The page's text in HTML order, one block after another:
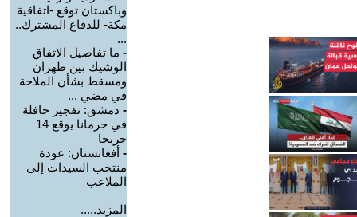
وباكستان توقع -اتفاقية
مكة- للدفاع المشترك..
...
- ما تفاصيل الاتفاق
الوشيك بين طهران
ومسقط بشأن الملاحة
في مضي ...
- دمشق: تفجير حافلة
في جرمانا يوقع 14
جريحا
- أفغانستان: عودة
منتخب السيدات إلى
الملاعب
المزيد.....